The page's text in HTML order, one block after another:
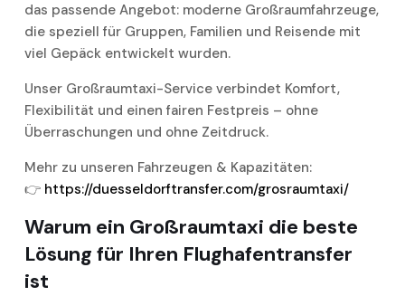
das passende Angebot: moderne Großraumfahrzeuge,
die speziell für Gruppen, Familien und Reisende mit
viel Gepäck entwickelt wurden.
Unser Großraumtaxi-Service verbindet Komfort,
Flexibilität und einen fairen Festpreis – ohne
Überraschungen und ohne Zeitdruck.
Mehr zu unseren Fahrzeugen & Kapazitäten:
👉 https://duesseldorftransfer.com/grosraumtaxi/
Warum ein Großraumtaxi die beste
Lösung für Ihren Flughafentransfer
ist